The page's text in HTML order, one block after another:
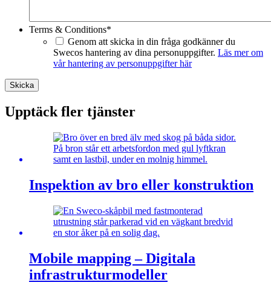
Terms & Conditions*
Genom att skicka in din fråga godkänner du
Swecos hantering av dina personuppgifter. Läs mer om
vår hantering av personuppgifter här
Skicka
Upptäck fler tjänster
Inspektion av bro eller konstruktion
Mobile mapping – Digitala
infrastrukturmodeller